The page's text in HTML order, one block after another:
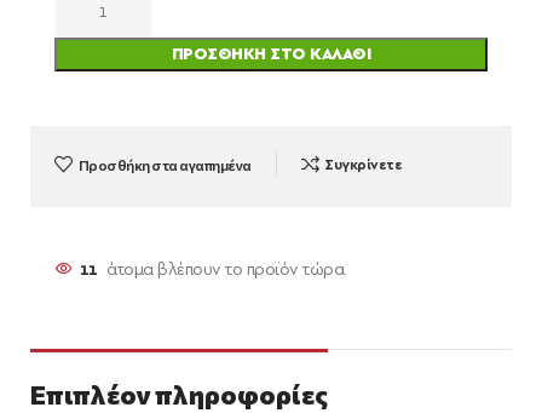
ΠΡΟΣΘΉΚΗ ΣΤΟ ΚΑΛΆΘΙ
Προσθήκη στα αγαπημένα Συγκρίνετε
11 άτομα βλέπουν το προϊόν τώρα
Επιπλέον πληροφορίες